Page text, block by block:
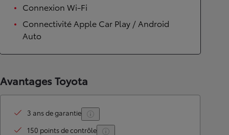
Connexion Wi-Fi
Connectivité Apple Car Play / Android
Auto
Avantages Toyota
3 ans de garantie
150 points de contrôle